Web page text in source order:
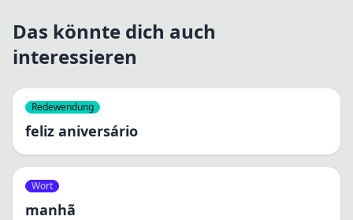
Das könnte dich auch
interessieren
Redewendung
feliz aniversário
Wort
manhã